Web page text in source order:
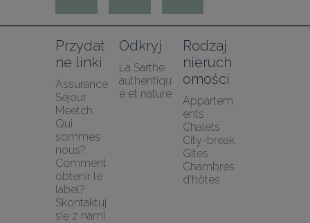
Przydat
ne linki
Assurance
Séjour
Meetch
Qui
sommes
nous?
Comment
obtenir le
label?
Skontaktuj
się z nami
Odkryj
La Sarthe
authentiqu
e et nature
Rodzaj
nieruch
omości
Appartem
ents
Chalets
City-break
Gîtes
Chambres
d'hôtes